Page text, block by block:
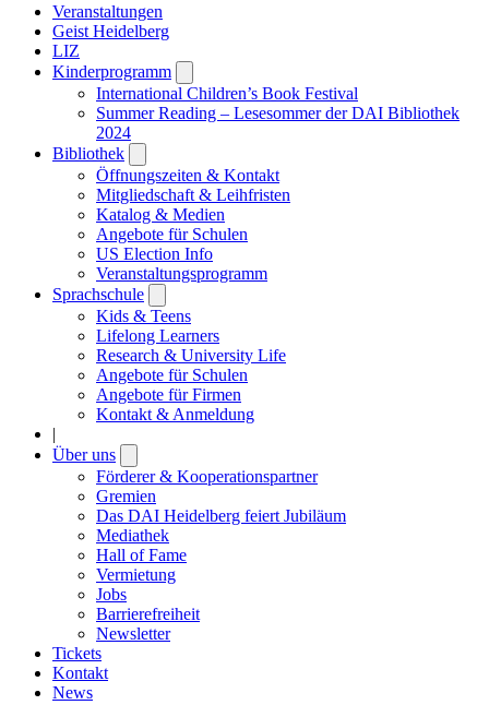
Veranstaltungen
Geist Heidelberg
LIZ
Kinderprogramm
submenu
International Children’s Book Festival
Summer Reading – Lesesommer der DAI Bibliothek
2024
Bibliothek
submenu
Öffnungszeiten & Kontakt
Mitgliedschaft & Leihfristen
Katalog & Medien
Angebote für Schulen
US Election Info
Veranstaltungsprogramm
Sprachschule
submenu
Kids & Teens
Lifelong Learners
Research & University Life
Angebote für Schulen
Angebote für Firmen
Kontakt & Anmeldung
|
Über uns
submenu
Förderer & Kooperationspartner
Gremien
Das DAI Heidelberg feiert Jubiläum
Mediathek
Hall of Fame
Vermietung
Jobs
Barrierefreiheit
Newsletter
Tickets
Kontakt
News